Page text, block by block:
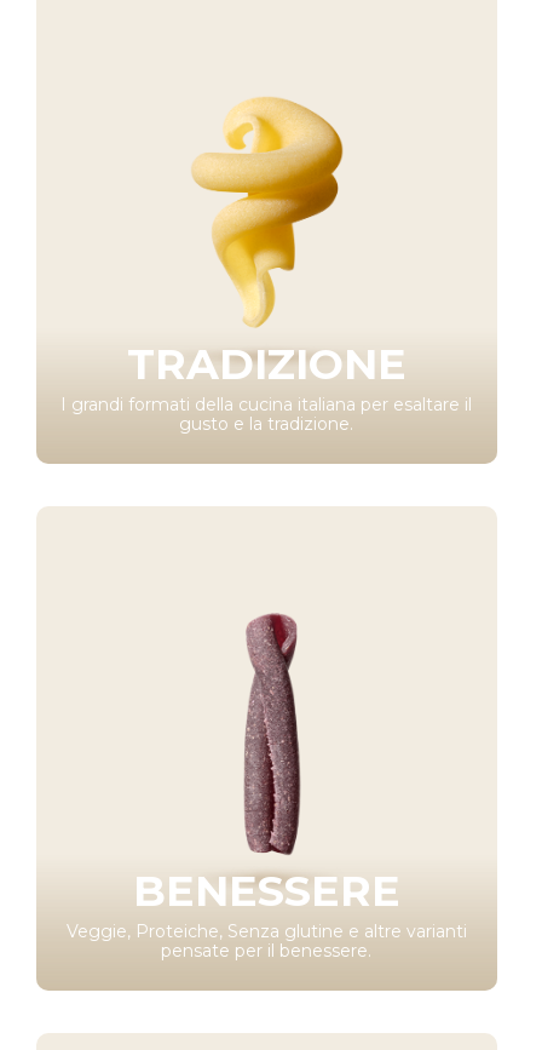
TRADIZIONE
I grandi formati della cucina italiana per esaltare il
gusto e la tradizione.
BENESSERE
Veggie, Proteiche, Senza glutine e altre varianti
pensate per il benessere.